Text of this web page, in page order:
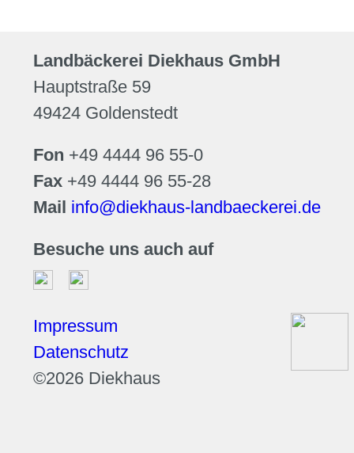
Landbäckerei Diekhaus GmbH
Hauptstraße 59
49424 Goldenstedt
Fon +49 4444 96 55-0
Fax +49 4444 96 55-28
Mail info@diekhaus-landbaeckerei.de
Besuche uns auch auf
Impressum
Datenschutz
©2026 Diekhaus